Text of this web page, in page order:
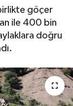
birlikte göçer
ile 400 bin
doğru